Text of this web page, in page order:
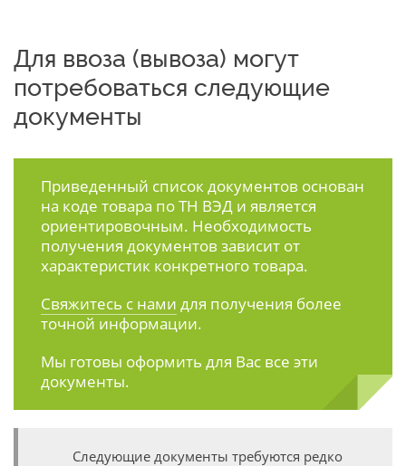
Для ввоза (вывоза) могут
потребоваться следующие
документы
Приведенный список документов основан
на коде товара по ТН ВЭД и является
ориентировочным. Необходимость
получения документов зависит от
характеристик конкретного товара.
Свяжитесь с нами для получения более
точной информации.
Мы готовы оформить для Вас все эти
документы.
Следующие документы требуются редко